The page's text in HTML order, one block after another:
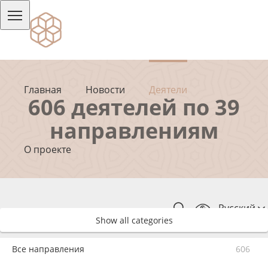
Главная Новости Деятели
О проекте
Русский
606 деятелей по 39
направлениям
Show all categories
Все направления 606